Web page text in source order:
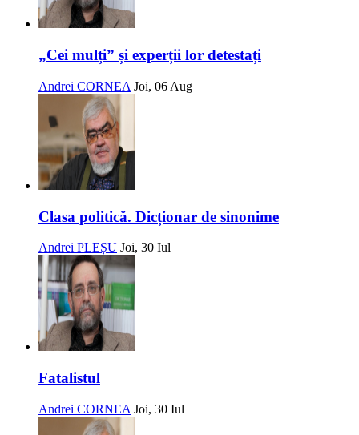
„Cei mulți” și experții lor detestați
Andrei CORNEA Joi, 06 Aug
Clasa politică. Dicționar de sinonime
Andrei PLEȘU Joi, 30 Iul
Fatalistul
Andrei CORNEA Joi, 30 Iul